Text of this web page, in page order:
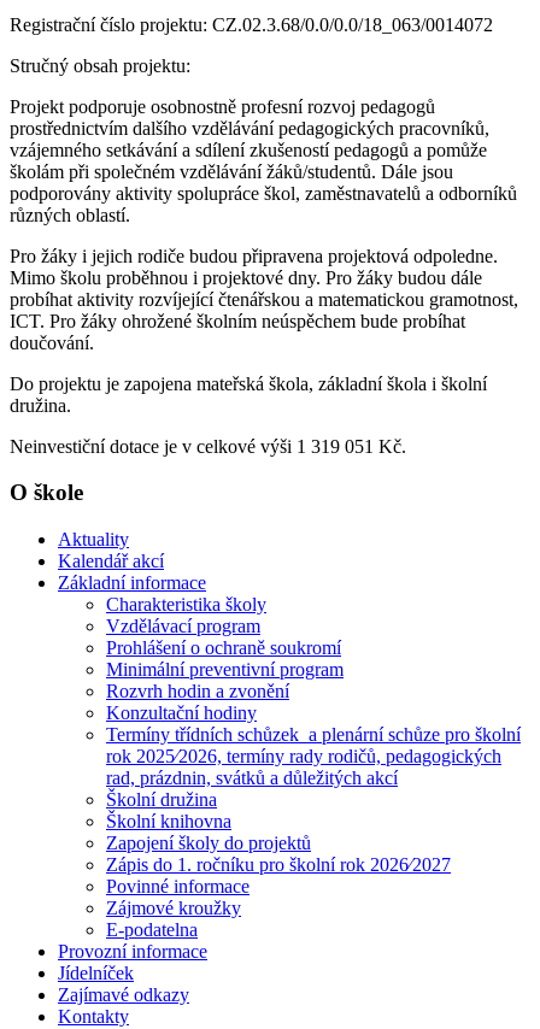
Registrační číslo projektu: CZ.02.3.68/0.0/0.0/18_063/0014072
Stručný obsah projektu:
Projekt podporuje osobnostně profesní rozvoj pedagogů
prostřednictvím dalšího vzdělávání pedagogických pracovníků,
vzájemného setkávání a sdílení zkušeností pedagogů a pomůže
školám při společném vzdělávání žáků/studentů. Dále jsou
podporovány aktivity spolupráce škol, zaměstnavatelů a odborníků
různých oblastí.
Pro žáky i jejich rodiče budou připravena projektová odpoledne.
Mimo školu proběhnou i projektové dny. Pro žáky budou dále
probíhat aktivity rozvíjející čtenářskou a matematickou gramotnost,
ICT. Pro žáky ohrožené školním neúspěchem bude probíhat
doučování.
Do projektu je zapojena mateřská škola, základní škola i školní
družina.
Neinvestiční dotace je v celkové výši 1 319 051 Kč.
O škole
Aktuality
Kalendář akcí
Základní informace
Charakteristika školy
Vzdělávací program
Prohlášení o ochraně soukromí
Minimální preventivní program
Rozvrh hodin a zvonění
Konzultační hodiny
Termíny třídních schůzek a plenární schůze pro školní
rok 2025⁄2026, termíny rady rodičů, pedagogických
rad, prázdnin, svátků a důležitých akcí
Školní družina
Školní knihovna
Zapojení školy do projektů
Zápis do 1. ročníku pro školní rok 2026⁄2027
Povinné informace
Zájmové kroužky
E-podatelna
Provozní informace
Jídelníček
Zajímavé odkazy
Kontakty